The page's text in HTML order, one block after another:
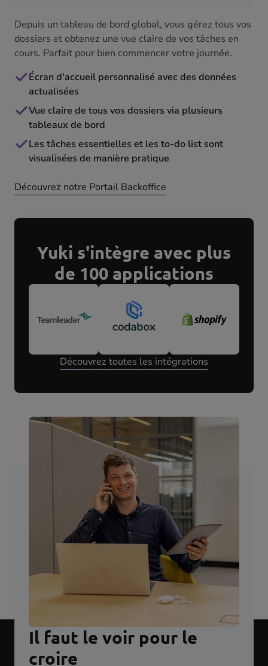
Depuis un tableau de bord global, vous gérez tous vos
dossiers et obtenez une vue claire de vos tâches en
cours. Parfait pour bien commencer votre journée.
Écran d'accueil personnalisé avec des données
actualisées
Vue claire de tous vos dossiers via plusieurs
tableaux de bord
Les tâches essentielles et les to-do list sont
visualisées de manière pratique
Découvrez notre Portail Backoffice
Yuki s'intègre avec plus
de 100 applications
Découvrez toutes les intégrations
Il faut le voir pour le
croire